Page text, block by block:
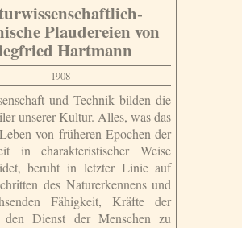
Plaudereien von
Hartmann
1908
und Technik bilden die
unserer Kultur. Alles, was das
von früheren Epochen der
in charakteristischer Weise
beruht in letzter Linie auf
des Naturerkennens und
Fähigkeit, Kräfte der
Dienst der Menschen zu